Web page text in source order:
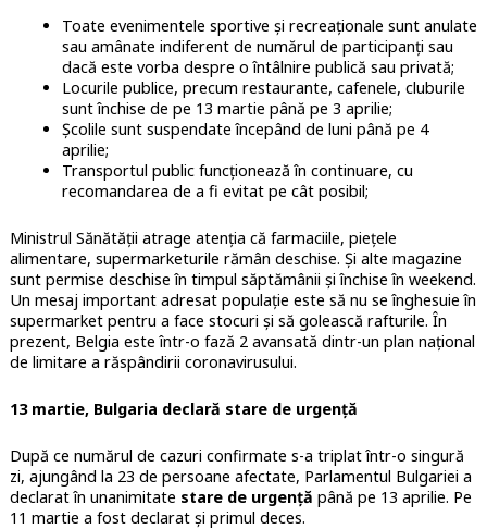
Toate evenimentele sportive și recreaționale sunt anulate
sau amânate indiferent de numărul de participanți sau
dacă este vorba despre o întâlnire publică sau privată;
Locurile publice, precum restaurante, cafenele, cluburile
sunt închise de pe 13 martie până pe 3 aprilie;
Școlile sunt suspendate începând de luni până pe 4
aprilie;
Transportul public funcționează în continuare, cu
recomandarea de a fi evitat pe cât posibil;
Ministrul Sănătății atrage atenția că farmaciile, piețele
alimentare, supermarketurile rămân deschise. Și alte magazine
sunt permise deschise în timpul săptămânii și închise în weekend.
Un mesaj important adresat populație este să nu se înghesuie în
supermarket pentru a face stocuri și să golească rafturile. În
prezent, Belgia este într-o fază 2 avansată dintr-un plan național
de limitare a răspândirii coronavirusului.
13 martie, Bulgaria declară stare de urgență
După ce numărul de cazuri confirmate s-a triplat într-o singură
zi, ajungând la 23 de persoane afectate, Parlamentul Bulgariei a
declarat în unanimitate stare de urgență până pe 13 aprilie. Pe
11 martie a fost declarat și primul deces.